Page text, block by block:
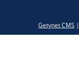
Getynet CMS